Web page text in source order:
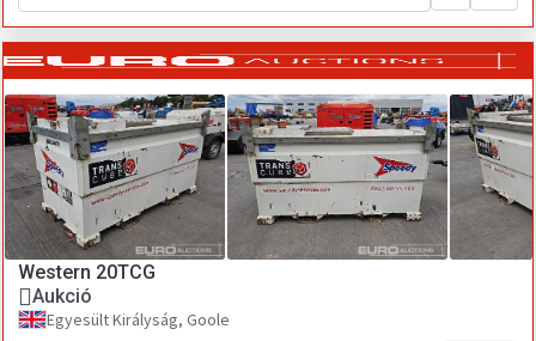
Western 20TCG
Aukció
Egyesült Királyság, Goole